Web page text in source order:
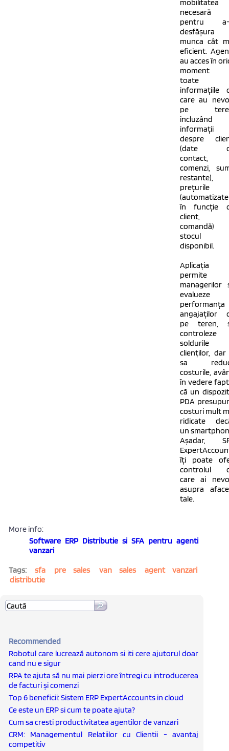
mobilitatea
necesară
pentru a-
desfășura
munca cât
eficient.
au acces în
moment
toate
informațiile
care au
pe
incluzând
informații
despre
(date
contact,
comenzi,
restante),
prețurile
(automatizate
în funcție
client,
comandă)
stocul
disponibil.
Aplicația
permite
managerilor
evalueze
performanța
angajaților
pe teren,
controleze
soldurile
clienților, dar
sa
costurile,
în vedere
că un
PDA
costuri mult
ridicate
un
Așadar,
îți poate
controlul
care ai
asupra
tale.
More info:
Software ERP Distributie si SFA pentru agenti
vanzari
Tags:
sfa pre sales van sales
agent vanzari
distributie
Recommended
Robotul care lucrează autonom si iti cere ajutorul doar
cand nu e sigur
RPA te ajuta să nu mai pierzi ore întregi cu introducerea
de facturi și comenzi
Top 6 beneficii: Sistem ERP ExpertAccounts in cloud
Ce este un ERP si cum te poate ajuta?
Cum sa cresti productivitatea agentilor de vanzari
CRM: Managementul Relatiilor cu Clientii - avantaj
competitiv